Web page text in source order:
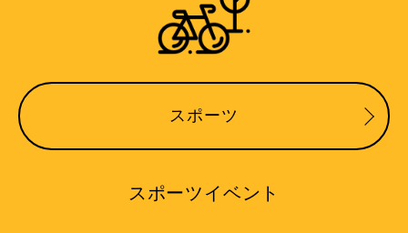
スポーツ
スポーツイベント